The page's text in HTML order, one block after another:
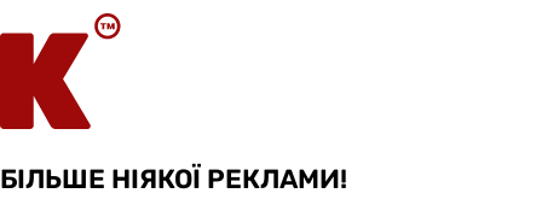
БІЛЬШЕ НІЯКОЇ РЕКЛАМИ!